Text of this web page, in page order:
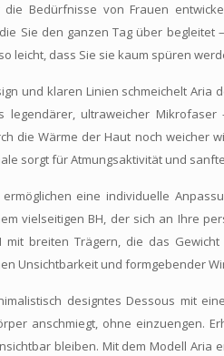
Bedürfnisse von Frauen
Sie den ganzen Tag über begleitet
leicht, dass Sie sie kaum spüren
und klaren Linien schmeichelt Aria
legendärer, ultraweicher
die Wärme der Haut noch weicher
sorgt für Atmungsaktivität und
eine individuelle
vielseitigen BH, der sich an Ihre
mit breiten Trägern, die das
Unsichtbarkeit und formgebender
designtes Dessous mit
anschmiegt, ohne einzuengen.
bleiben. Mit dem Modell Aria